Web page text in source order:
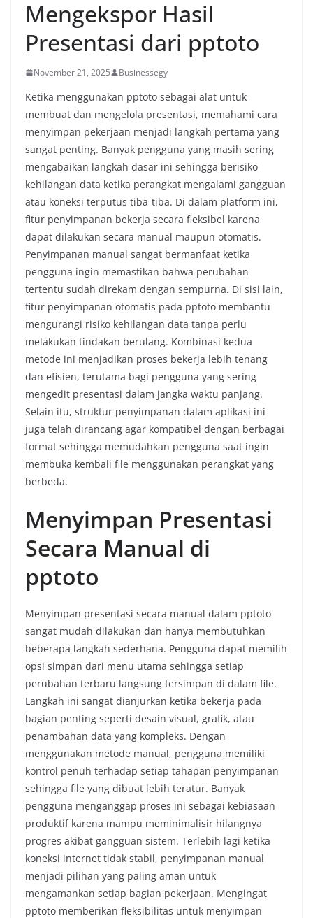
Mengekspor Hasil
Presentasi dari pptoto
November 21, 2025 Businessegy
Ketika menggunakan pptoto sebagai alat untuk
membuat dan mengelola presentasi, memahami cara
menyimpan pekerjaan menjadi langkah pertama yang
sangat penting. Banyak pengguna yang masih sering
mengabaikan langkah dasar ini sehingga berisiko
kehilangan data ketika perangkat mengalami gangguan
atau koneksi terputus tiba-tiba. Di dalam platform ini,
fitur penyimpanan bekerja secara fleksibel karena
dapat dilakukan secara manual maupun otomatis.
Penyimpanan manual sangat bermanfaat ketika
pengguna ingin memastikan bahwa perubahan
tertentu sudah direkam dengan sempurna. Di sisi lain,
fitur penyimpanan otomatis pada pptoto membantu
mengurangi risiko kehilangan data tanpa perlu
melakukan tindakan berulang. Kombinasi kedua
metode ini menjadikan proses bekerja lebih tenang
dan efisien, terutama bagi pengguna yang sering
mengedit presentasi dalam jangka waktu panjang.
Selain itu, struktur penyimpanan dalam aplikasi ini
juga telah dirancang agar kompatibel dengan berbagai
format sehingga memudahkan pengguna saat ingin
membuka kembali file menggunakan perangkat yang
berbeda.
Menyimpan Presentasi
Secara Manual di
pptoto
Menyimpan presentasi secara manual dalam pptoto
sangat mudah dilakukan dan hanya membutuhkan
beberapa langkah sederhana. Pengguna dapat memilih
opsi simpan dari menu utama sehingga setiap
perubahan terbaru langsung tersimpan di dalam file.
Langkah ini sangat dianjurkan ketika bekerja pada
bagian penting seperti desain visual, grafik, atau
penambahan data yang kompleks. Dengan
menggunakan metode manual, pengguna memiliki
kontrol penuh terhadap setiap tahapan penyimpanan
sehingga file yang dibuat lebih teratur. Banyak
pengguna menganggap proses ini sebagai kebiasaan
produktif karena mampu meminimalisir hilangnya
progres akibat gangguan sistem. Terlebih lagi ketika
koneksi internet tidak stabil, penyimpanan manual
menjadi pilihan yang paling aman untuk
mengamankan setiap bagian pekerjaan. Mengingat
pptoto memberikan fleksibilitas untuk menyimpan